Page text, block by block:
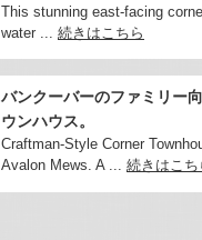
This stunning east-facing
water ... 続きはこちら
バンクーバーのファミリー
ウンハウス。
Craftman-Style Corner
Avalon Mews. A ... 続きはこち